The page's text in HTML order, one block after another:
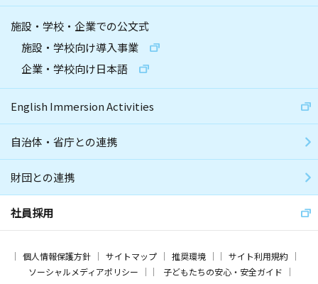
施設・学校・企業での公文式
施設・学校向け導入事業
企業・学校向け日本語
English Immersion Activities
自治体・省庁との連携
財団との連携
社員採用
個人情報保護方針 サイトマップ 推奨環境
サイト利用規約
ソーシャルメディアポリシー
子どもたちの安心・安全ガイド